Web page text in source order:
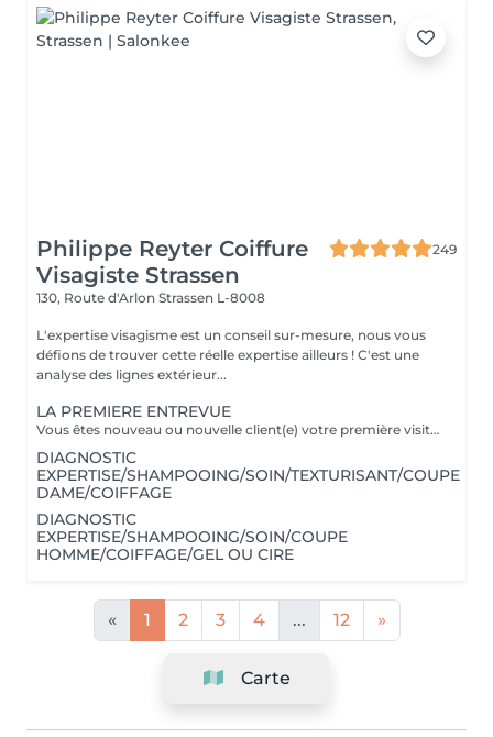
Philippe Reyter Coiffure
Visagiste Strassen
249
130, Route d'Arlon Strassen L-8008
L'expertise visagisme est un conseil sur-mesure, nous vous
défions de trouver cette réelle expertise ailleurs ! C'est une
analyse des lignes extérieur...
LA PREMIERE ENTREVUE
Vous êtes nouveau ou nouvelle client(e) votre première visite est une Entrevue. (Temps 30 minutes) Cette entrevue ne comprend aucun service de réalisation, il y aura des tests de styles, de communications et du conseils. Nous apprenons à vous connaitre et nous vous conseillons sur tous vos souhaits, afin de préparer notre premier rendez-vous. Cette Entrevue, nous permettra d'avoir une approche afin de comprendre en détail vos désirs et vos envies pour votre futur coupe ou couleur. Nous élaborons ensemble nos différentes méthodes de travail autour d'un thé ou un café pour vous proposer les services adaptés en vous indiquant un devis complet afin de fixer le prochain rendez-vous pour la réalisation.
DIAGNOSTIC
EXPERTISE/SHAMPOOING/SOIN/TEXTURISANT/COUPE
DAME/COIFFAGE
DIAGNOSTIC
EXPERTISE/SHAMPOOING/SOIN/COUPE
HOMME/COIFFAGE/GEL OU CIRE
« 1 2 3 4 ... 12 »
Carte